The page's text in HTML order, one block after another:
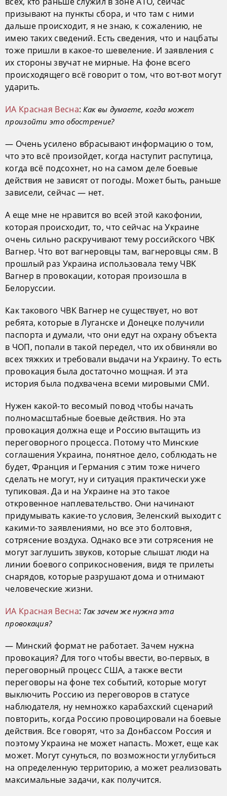
призывают на пункты сбора, и что там с ними
дальше происходит, я не знаю, к сожалению, не
имею таких сведений. Есть сведения, что и нацбаты
тоже пришли в какое-то шевеление. И заявления с
их стороны звучат не мирные. На фоне всего
происходящего всё говорит о том, что вот-вот могут
ударить.
ИА Красная Весна:Как вы думаете, когда может
произойти это обострение?
— Очень усилено вбрасывают информацию о том,
что это всё произойдет, когда наступит распутица,
когда всё подсохнет, но на самом деле боевые
действия не зависят от погоды. Может быть, раньше
зависели, сейчас — нет.
А еще мне не нравится во всей этой какофонии,
которая происходит, то, что сейчас на Украине
очень сильно раскручивают тему российского ЧВК
Вагнер. Что вот вагнеровцы там, вагнеровцы сям. В
прошлый раз Украина использовала тему ЧВК
Вагнер в провокации, которая произошла в
Белоруссии.
Как такового ЧВК Вагнер не существует, но вот
ребята, которые в Луганске и Донецке получили
паспорта и думали, что они едут на охрану объекта
в ЧОП, попали в такой передел, что их обвиняли во
всех тяжких и требовали выдачи на Украину. То есть
провокация была достаточно мощная. И эта
история была подхвачена всеми мировыми СМИ.
Нужен какой-то весомый повод чтобы начать
полномасштабные боевые действия. Но эта
провокация должна еще и Россию вытащить из
переговорного процесса. Потому что Минские
соглашения Украина, понятное дело, соблюдать не
будет, Франция и Германия с этим тоже ничего
сделать не могут, ну и ситуация практически уже
тупиковая. Да и на Украине на это такое
откровенное наплевательство. Они начинают
придумывать какие-то условия, Зеленский выходит с
какими-то заявлениями, но все это болтовня,
сотрясение воздуха. Однако все эти сотрясения не
могут заглушить звуков, которые слышат люди на
линии боевого соприкосновения, видя те прилеты
снарядов, которые разрушают дома и отнимают
человеческие жизни.
ИА Красная Весна: Так зачем же нужна эта
провокация?
— Минский формат не работает. Зачем нужна
провокация? Для того чтобы ввести, во-первых, в
переговорный процесс США, а также вести
переговоры на фоне тех событий, которые могут
выключить Россию из переговоров в статусе
наблюдателя, ну немножко карабахский сценарий
повторить, когда Россию провоцировали на боевые
действия. Все говорят, что за Донбассом Россия и
поэтому Украина не может напасть. Может, еще как
может. Могут сунуться, по возможности углубиться
на определенную территорию, а может реализовать
максимальные задачи, как получится.